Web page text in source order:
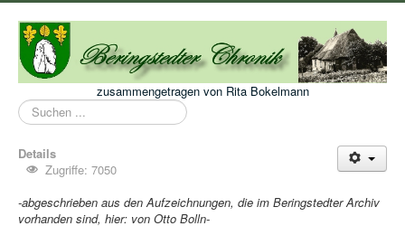
zusammengetragen von Rita Bokelmann
Suchen
...
Details
Zugriffe: 7050
-abgeschrieben aus den Aufzeichnungen, die im Beringstedter Archiv
vorhanden sind, hier: von Otto Bolln-